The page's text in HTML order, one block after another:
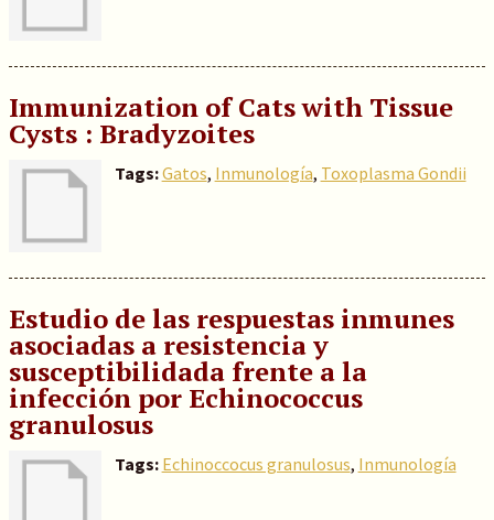
Immunization of Cats with Tissue
Cysts : Bradyzoites
Tags:Gatos, Inmunología, Toxoplasma Gondii
Estudio de las respuestas inmunes
asociadas a resistencia y
susceptibilidada frente a la
infección por Echinococcus
granulosus
Tags: Echinoccocus granulosus, Inmunología